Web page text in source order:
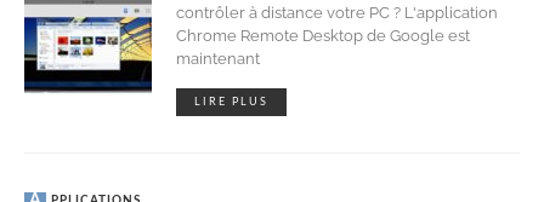
contrôler à distance votre PC ? L'application
Chrome Remote Desktop de Google est
maintenant
LIRE PLUS